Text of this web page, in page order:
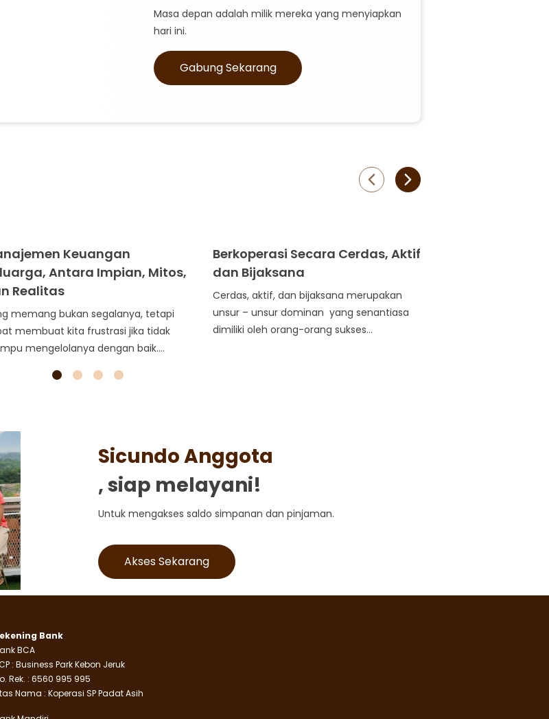
Masa depan adalah milik mereka yang menyiapkan
hari ini.
Gabung Sekarang
Keuangan
Antara Impian, Mitos,
Realitas
memang bukan segalanya, tetapi
membuat kita frustrasi jika tidak
mengelolanya dengan baik....
Berkoperasi Secara Cerdas, Aktif
dan Bijaksana
Cerdas, aktif, dan bijaksana merupakan
unsur – unsur dominan yang senantiasa
dimiliki oleh orang-orang sukses...
Sicundo Anggota
, siap melayani!
Untuk mengakses saldo simpanan dan pinjaman.
Akses Sekarang
Bank
BCA
: Business Park Kebon Jeruk
Rek. : 6560 995 995
Nama : Koperasi SP Padat Asih